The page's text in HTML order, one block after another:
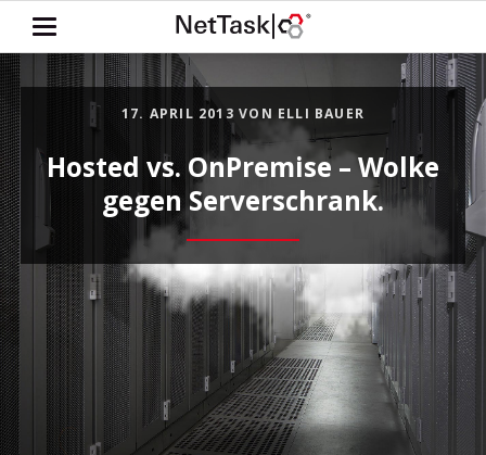
17. APRIL 2013 VON ELLI BAUER
Hosted vs. OnPremise – Wolke
gegen Serverschrank.